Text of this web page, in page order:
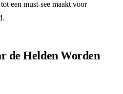
een must-see maakt voor
de Helden Worden